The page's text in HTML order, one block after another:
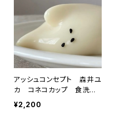
アッシュコンセプト 森井ユ
カ コネコカップ 食洗機
対応
¥2,200